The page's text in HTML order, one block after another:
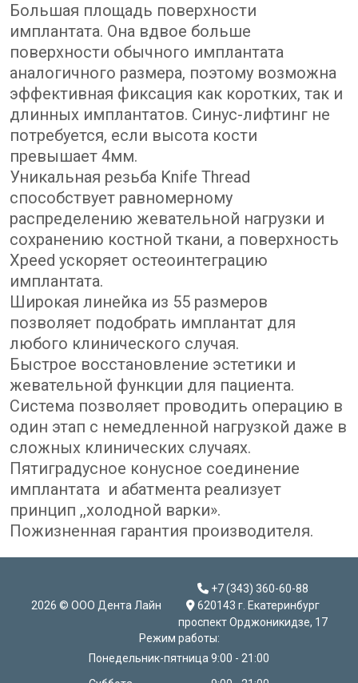
Большая площадь поверхности
имплантата. Она вдвое больше
поверхности обычного имплантата
аналогичного размера, поэтому возможна
эффективная фиксация как коротких, так и
длинных имплантатов. Синус-лифтинг не
потребуется, если высота кости
превышает 4мм.
Уникальная резьба Knife Thread
способствует равномерному
распределению жевательной нагрузки и
сохранению костной ткани, а поверхность
Xpeed ускоряет остеоинтеграцию
имплантата.
Широкая линейка из 55 размеров
позволяет подобрать имплантат для
любого клинического случая.
Быстрое восстановление эстетики и
жевательной функции для пациента.
Система позволяет проводить операцию в
один этап с немедленной нагрузкой даже в
сложных клинических случаях.
Пятиградусное конусное соединение
имплантата и абатмента реализует
принцип ,,холодной варки».
Пожизненная гарантия производителя.
2026 © ООО Дента Лайн
+7 (343) 360-60-88
620143 г. Екатеринбург
проспект Орджоникидзе, 17
Режим работы:
Понедельник-пятница 9:00 - 21:00